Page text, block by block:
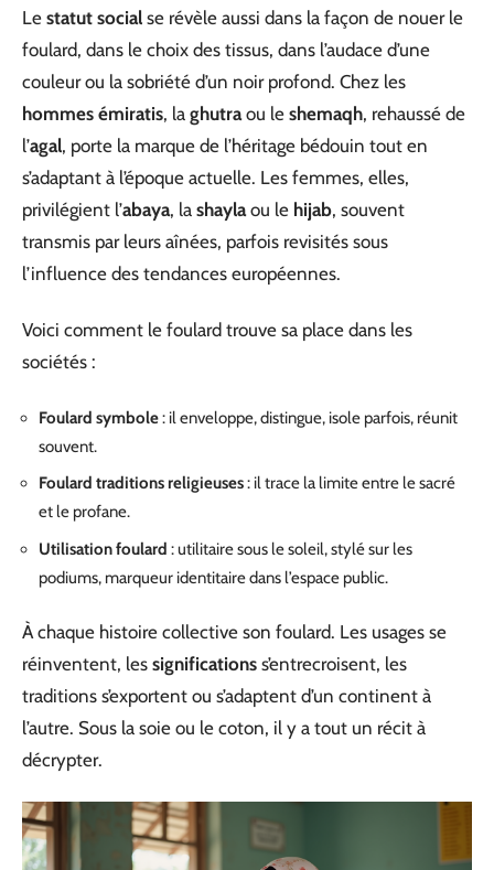
Le statut social se révèle aussi dans la façon de nouer le
foulard, dans le choix des tissus, dans l’audace d’une
couleur ou la sobriété d’un noir profond. Chez les
hommes émiratis, la ghutraou le shemaqh, rehaussé de
l’agal, porte la marque de l’héritage bédouin tout en
s’adaptant à l’époque actuelle. Les femmes, elles,
privilégient l’abaya, la shaylaou le hijab, souvent
transmis par leurs aînées, parfois revisités sous
l’influence des tendances européennes.
Voici comment le foulard trouve sa place dans les
sociétés :
Foulard symbole: il enveloppe, distingue, isole parfois, réunit
souvent.
Foulard traditions religieuses: il trace la limite entre le sacré
et le profane.
Utilisation foulard : utilitaire sous le soleil, stylé sur les
podiums, marqueur identitaire dans l’espace public.
À chaque histoire collective son foulard. Les usages se
réinventent, les significations s’entrecroisent, les
traditions s’exportent ou s’adaptent d’un continent à
l’autre. Sous la soie ou le coton, il y a tout un récit à
décrypter.